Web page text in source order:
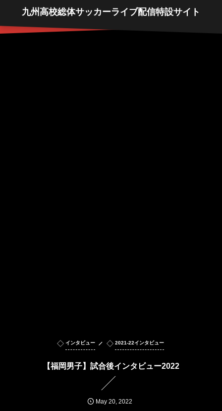
九州高校総体サッカーライブ配信特設サイト
インタビュー 2021-22インタビュー
【福岡男子】試合後インタビュー2022
May 20,2022